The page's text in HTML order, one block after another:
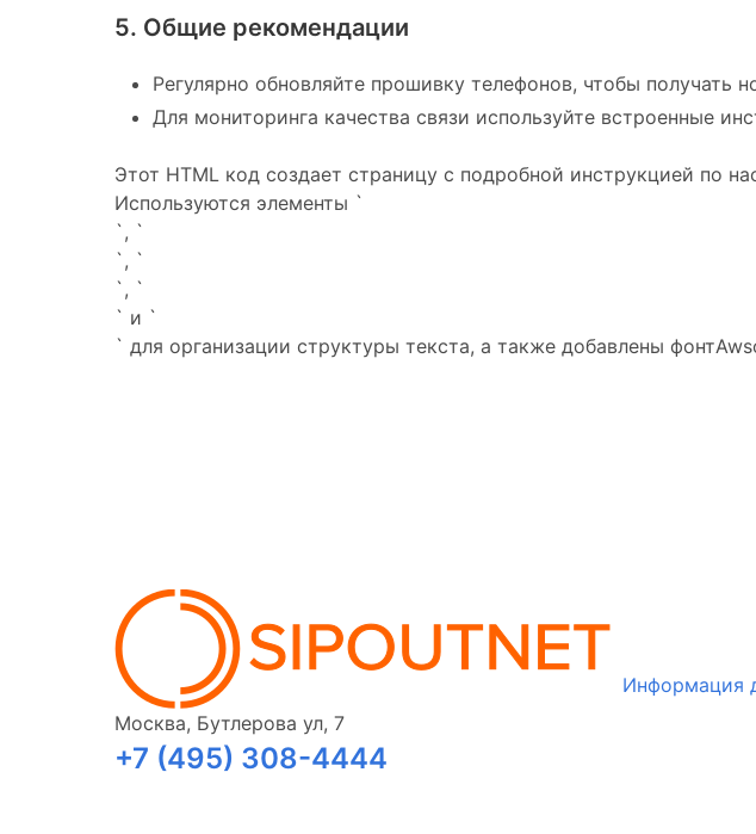
5. Общие рекомендации
Регулярно обновляйте прошивку телефонов, чтобы получать
Для мониторинга качества связи используйте встроенные
Этот HTML код создает страницу с подробной инструкцией по
Используются элементы `
`, `
`, `
`, `
` и `
` для организации структуры текста, а также добавлены
Москва, Бутлерова ул, 7
+7 (495) 308-4444
Информация